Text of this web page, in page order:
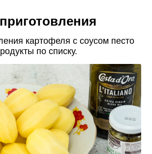
картофеля с соусом песто
по списку.